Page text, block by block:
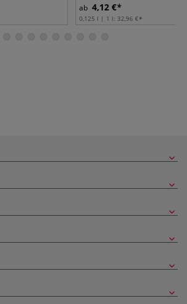
ab 4,12 €
0,125 l | 1 l: 32,96 €